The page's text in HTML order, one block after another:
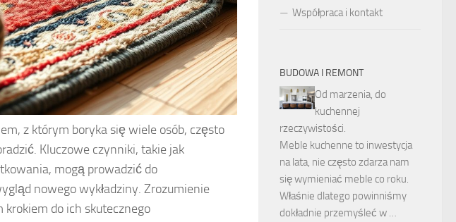
z którym boryka się wiele osób, często
Kluczowe czynniki, takie jak
mogą prowadzić do
nowego wykładziny. Zrozumienie
krokiem do ich skutecznego
Współpraca i kontakt
BUDOWA I REMONT
Od marzenia, do
kuchennej
rzeczywistości.
Meble kuchenne to inwestycja
na lata, nie często zdarza nam
się wymieniać meble co roku.
Właśnie dlatego powinniśmy
dokładnie przemyśleć w …